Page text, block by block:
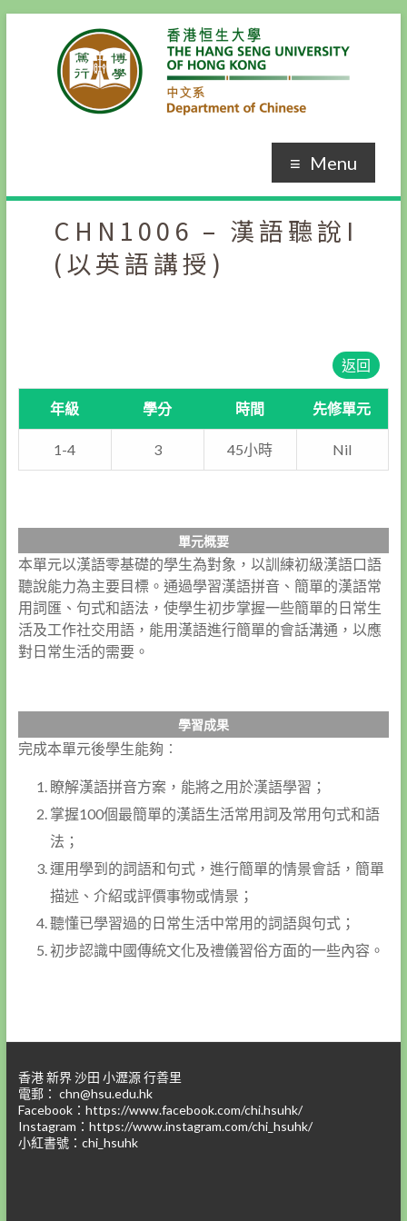
Menu
CHN1006 – 漢語聽說I
(以英語講授)
返回
年級 學分 時間 先修單元
1-4 3 45小時 Nil
單元概要
本單元以漢語零基礎的學生為對象，以訓練初級漢語口語
聽說能力為主要目標。通過學習漢語拼音、簡單的漢語常
用詞匯、句式和語法，使學生初步掌握一些簡單的日常生
活及工作社交用語，能用漢語進行簡單的會話溝通，以應
對日常生活的需要。
學習成果
完成本單元後學生能夠︰
瞭解漢語拼音方案，能將之用於漢語學習；
掌握100個最簡單的漢語生活常用詞及常用句式和語
法；
運用學到的詞語和句式，進行簡單的情景會話，簡單
描述、介紹或評價事物或情景；
聽懂已學習過的日常生活中常用的詞語與句式；
初步認識中國傳統文化及禮儀習俗方面的一些內容。
香港 新界 沙田 小瀝源 行善里
電郵： chn@hsu.edu.hk
Facebook： https://www.facebook.com/chi.hsuhk/
Instagram： https://www.instagram.com/chi_hsuhk/
小紅書號：chi_hsuhk